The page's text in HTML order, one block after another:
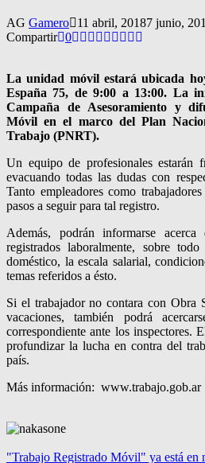
AG Gamero 11 abril, 20187 junio,
Compartir 0
La unidad móvil estará ubicada
España 75, de 9:00 a 13:00. La
Campaña de Asesoramiento y
Móvil en el marco del Plan
Trabajo (PNRT).
Un equipo de profesionales estarán
evacuando todas las dudas con
Tanto empleadores como
pasos a seguir para tal registro.
Además, podrán informarse
registrados laboralmente, sobre
doméstico, la escala salarial,
temas referidos a ésto.
Si el trabajador no contara con Obra
vacaciones, también podrá
correspondiente ante los inspectores.
profundizar la lucha en contra del
país.
Más información: www.trabajo.gob.ar
"Trabajo Registrado Móvil" ya está en